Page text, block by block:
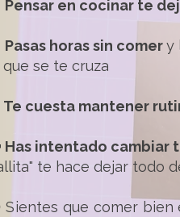
Pensar en cocinar te
Pasas horas sin comery
se te cruza
Te cuesta mantener
Has intentado cambiar
te hace dejar todo
Sientes que comer bien